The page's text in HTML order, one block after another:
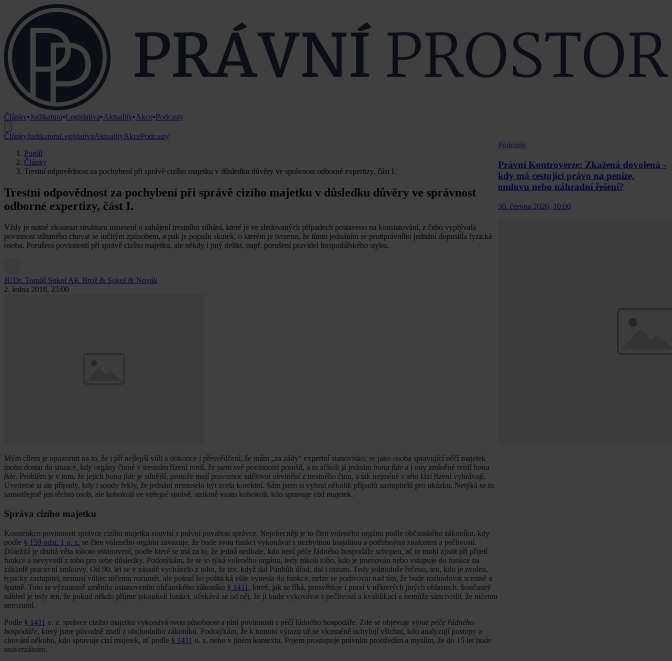
Články•Judikatura•Legislativa•Aktuality•Akce•Podcasty
ČlánkyJudikaturaLegislativaAktualityAkcePodcasty
Portál
Články
Trestní odpovědnost za pochybení při správě cizího majetku v důsledku důvěry ve správnost odborné expertizy, část I.
Trestní odpovědnost za pochybení při správě cizího majetku v důsledku důvěry ve správnost
odborné expertizy, část I.
Vždy je nutné zkoumat strukturu usnesení o zahájení trestního stíhání, které je ve sledovaných případech postaveno na konstatování, z čeho vyplývala
povinnost stíhaného chovat se určitým způsobem, a pak je popsán skutek, o kterém je tvrzeno, že tímto jednáním se protiprávního jednání dopustila fyzická
osoba. Porušení povinností při správě cizího majetku, ale někdy i jiný delikt, např. porušení pravidel hospodářského styku.
JUDr. Tomáš Sokol AK Brož & Sokol & Novák
2. ledna 2018, 23:00
Mým cílem je upozornit na to, že i při nejlepší vůli a dokonce i přesvědčení, že mám „za zády“ expertní stanovisko, se jako osoba spravující něčí majetek
mohu dostat do situace, kdy orgány činné v trestním řízení tvrdí, že jsem své povinnosti porušil, a to ačkoli já jednám bona fide a i ony zmíněné tvrdí bona
fide. Problém je v tom, že jejich bona fide je silnější, protože mají pravomoc sdělovat obvinění z trestného činu, a tak nejméně v této fázi řízení vyhrávají.
Uvedeme si ale případy, kdy i soudy řekly, že jednání nemuselo být zcela korektní. Sám jsem si vybral několik případů zastupitelů pro ukázku. Netýká se to
samozřejmě jen těchto osob, ale kohokoli ve veřejné správě, striktně vzato kohokoli, kdo spravuje cizí majetek.
Správa cizího majetku
Konstrukce povinnosti správce cizího majetku souvisí s právní povahou správce. Nejobecněji je to člen voleného orgánu podle občanského zákoníku, kdy
podle § 159 odst. 1 o. z. se člen voleného orgánu zavazuje, že bude svou funkci vykonávat s nezbytnou loajalitou a potřebnými znalostmi a pečlivostí.
Důležitá je druhá věta tohoto ustanovení, podle které se má za to, že jedná nedbale, kdo není péče řádného hospodáře schopen, ač to mohl zjistit při přijetí
funkce a nevyvodí z toho pro sebe důsledky. Podotýkám, že se to týká voleného orgánu, tedy nikoli toho, kdo je jmenován nebo vstupuje do funkce na
základě pracovní smlouvy. Od 90. let se v zásadě vycházelo z toho, že tzv. když dal Pánbůh úřad, dal i rozum. Tedy jednoduše řečeno, ten, kdo je zvolen,
typicky zastupitel, nemusí vůbec ničemu rozumět, ale pokud ho politická vůle vynesla do funkce, nelze se podivovat nad tím, že bude rozhodovat scestně a
špatně. Toto se významně změnilo ustanovením občanského zákoníku § 1411 , které, jak se říká, prosvětluje i praxi v některých jiných oblastech. Současný
náhled je tedy ten, že pokud někdo přijme jakoukoli funkci, očekává se od něj, že ji bude vykovávat s pečlivostí a kvalifikací a nemůže sám tvrdit, že ničemu
nerozumí.
Podle § 1411 o. z. správce cizího majetku vykonává svou působnost a plní povinnosti s péčí řádného hospodáře. Zde se objevuje výraz péče řádného
hospodáře, který jsme původně znali z obchodního zákoníku. Podotýkám, že k tomuto výrazu už se víceméně uchylují všichni, kdo analyzují postupy a
chování někoho, kdo spravuje cizí majetek, ať podle § 1411 o. z. nebo v jiném kontextu. Pojem prostupuje právním prostředím a myslím, že do 15 let bude
univerzálním.
Podcasty
Právní Kontroverze: Zkažená dovolená -
kdy má cestující právo na peníze,
omluvu nebo náhradní řešení?
30. června 2026, 10:00